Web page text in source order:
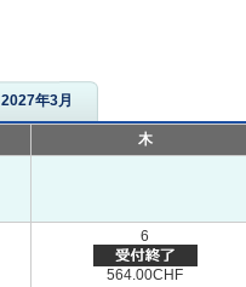
2027年3月
木
6
564.00CHF